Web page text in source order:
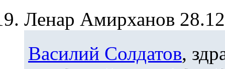
Ленар Амирханов
Василий Солдатов,